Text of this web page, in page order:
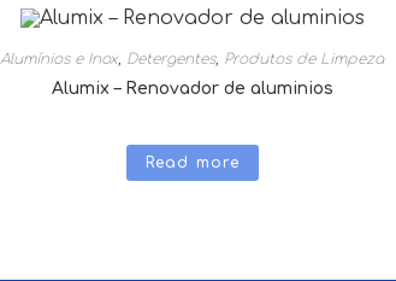
Alumínios e Inox, Detergentes, Produtos de Limpeza
Alumix – Renovador de aluminios
Read more